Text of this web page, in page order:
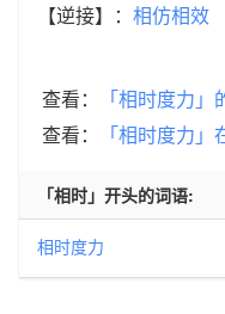
【逆接】： 相仿相效
查看：
「相时度力
查看：
「相时度力
「相时」开头的词语:
相时度力